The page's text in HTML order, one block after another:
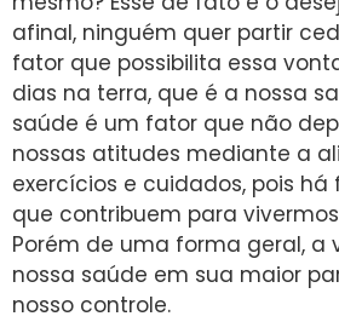
afinal, ninguém quer partir
fator que possibilita essa
dias na terra, que é a nossa
saúde é um fator que não
nossas atitudes mediante a
exercícios e cuidados, pois há
que contribuem para
Porém de uma forma geral, a
nossa saúde em sua maior
nosso controle.